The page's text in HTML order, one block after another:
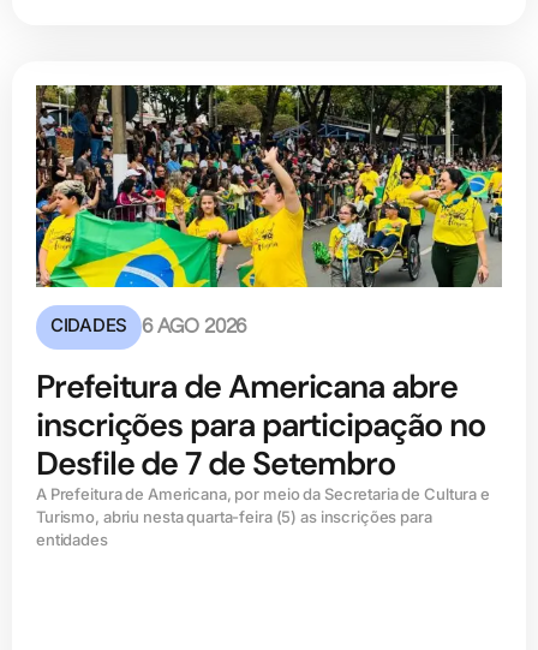
CIDADES 6 AGO 2026
Prefeitura de Americana abre
inscrições para participação no
Desfile de 7 de Setembro
A Prefeitura de Americana, por meio da Secretaria de Cultura e
Turismo, abriu nesta quarta-feira (5) as inscrições para
entidades